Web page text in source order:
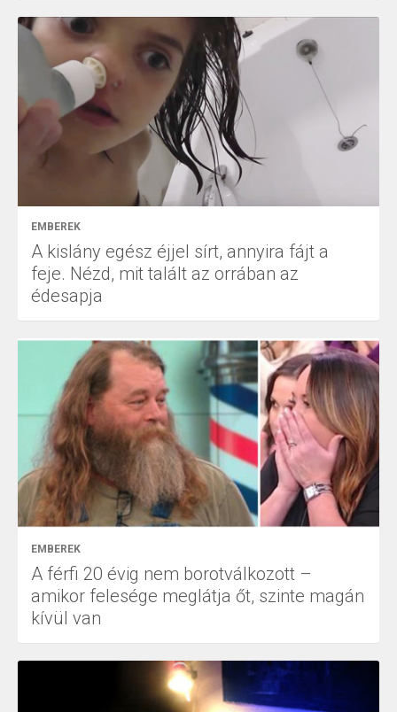
EMBEREK
A kislány egész éjjel sírt, annyira fájt a
feje. Nézd, mit talált az orrában az
édesapja
EMBEREK
A férfi 20 évig nem borotválkozott –
amikor felesége meglátja őt, szinte magán
kívül van